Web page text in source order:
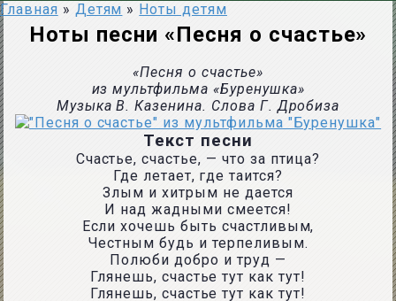
Главная » Детям » Ноты детям
Ноты песни «Песня о счастье»
«Песня о счастье»
из мультфильма «Буренушка»
Музыка В. Казенина. Слова Г. Дробиза
Текст песни
Счастье, счастье, — что за птица?
Где летает, где таится?
Злым и хитрым не дается
И над жадными смеется!
Если хочешь быть счастливым,
Честным будь и терпеливым.
Полюби добро и труд —
Глянешь, счастье тут как тут!
Глянешь, счастье тут как тут!